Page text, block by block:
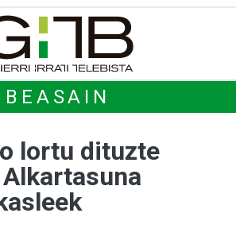
BEASAIN
lortu dituzte